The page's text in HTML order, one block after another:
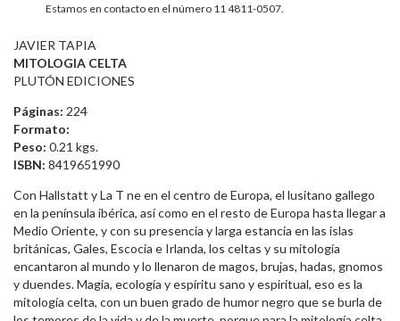
Estamos en contacto en el número 11 4811-0507.
JAVIER TAPIA
MITOLOGIA CELTA
PLUTÓN EDICIONES
Páginas: 224
Formato:
Peso: 0.21 kgs.
ISBN: 8419651990
Con Hallstatt y La T ne en el centro de Europa, el lusitano gallego
en la península ibérica, así como en el resto de Europa hasta llegar a
Medio Oriente, y con su presencia y larga estancia en las islas
británicas, Gales, Escocia e Irlanda, los celtas y su mitología
encantaron al mundo y lo llenaron de magos, brujas, hadas, gnomos
y duendes. Magia, ecología y espíritu sano y espiritual, eso es la
mitología celta, con un buen grado de humor negro que se burla de